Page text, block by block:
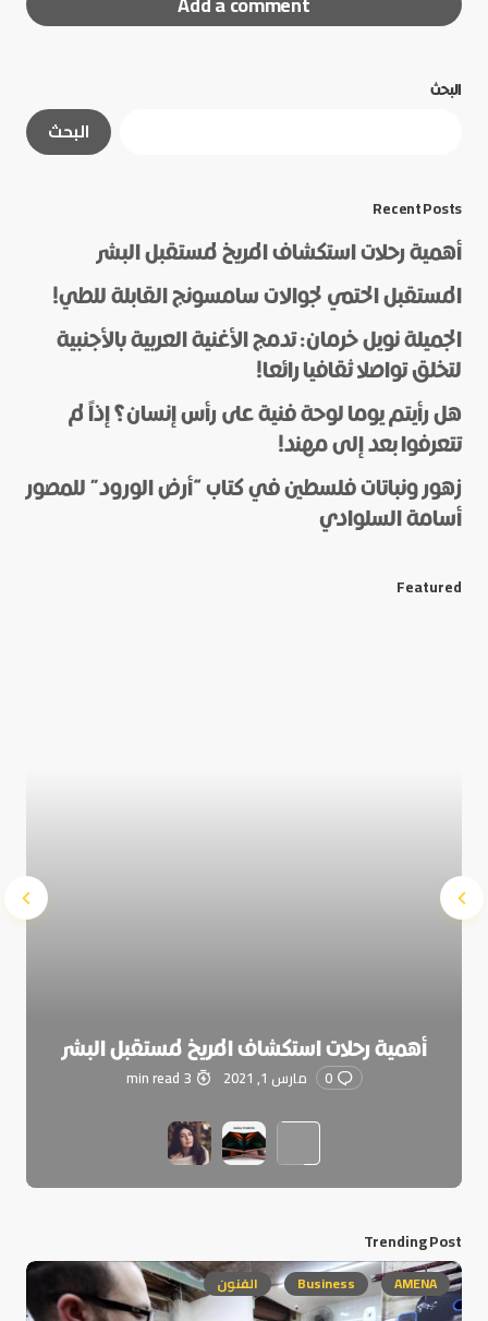
الحقول الإلزامية
Name
*
E-mail
*
البحث
البحث
Recent Posts
أهمية رحلات استكشاف المريخ لمستقبل البشر
المستقبل الحتمي لجوالات سامسونج القابلة للطي!
الجميلة نويل خرمان: تدمج الأغنية العربية بالأجنبية
لتخلق تواصلا ثقافيا رائعا!
هل رأيتم يوما لوحة فنية على رأس إنسان؟ إذاً لم
تتعرفوا بعد إلى مهند!
زهور ونباتات فلسطين في كتاب “أرض الورود” للمصور
أسامة السلوادي
Featured
أهمية رحلات استكشاف المريخ لمستقبل البشر
0 مارس 1, 2021 3 min read
Trending Post
AMENA
Business الفنون